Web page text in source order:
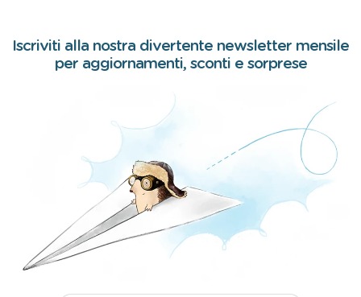
Iscriviti alla nostra divertente newsletter mensile
per aggiornamenti, sconti e sorprese